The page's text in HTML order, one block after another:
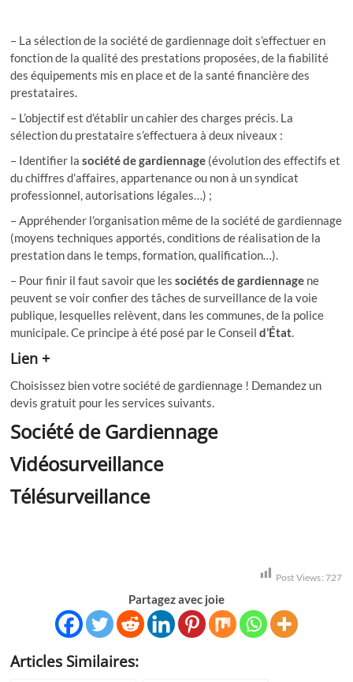
– La sélection de la société de gardiennage doit s’effectuer en
fonction de la qualité des prestations proposées, de la fiabilité
des équipements mis en place et de la santé financière des
prestataires.
– L’objectif est d’établir un cahier des charges précis. La
sélection du prestataire s’effectuera à deux niveaux :
– Identifier lasociété de gardiennage (évolution des effectifs et
du chiffres d’affaires, appartenance ou non à un syndicat
professionnel, autorisations légales…) ;
– Appréhender l’organisation même de la société de gardiennage
(moyens techniques apportés, conditions de réalisation de la
prestation dans le temps, formation, qualification…).
– Pour finir il faut savoir que lessociétés de gardiennage ne
peuvent se voir confier des tâches de surveillance de la voie
publique, lesquelles relèvent, dans les communes, de la police
municipale. Ce principe à été posé par le Conseild’État.
Lien +
Choisissez bien votre société de gardiennage ! Demandez un
devis gratuit pour les services suivants.
Société de Gardiennage
Vidéosurveillance
Télésurveillance
Post Views: 727
Partagez avec joie
Articles Similaires: